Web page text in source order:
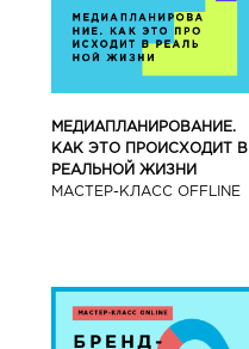
МЕДИАПЛАНИРОВАНИЕ.
КАК ЭТО ПРОИСХОДИТ В
РЕАЛЬНОЙ ЖИЗНИ
МАСТЕР-КЛАСС OFFLINE